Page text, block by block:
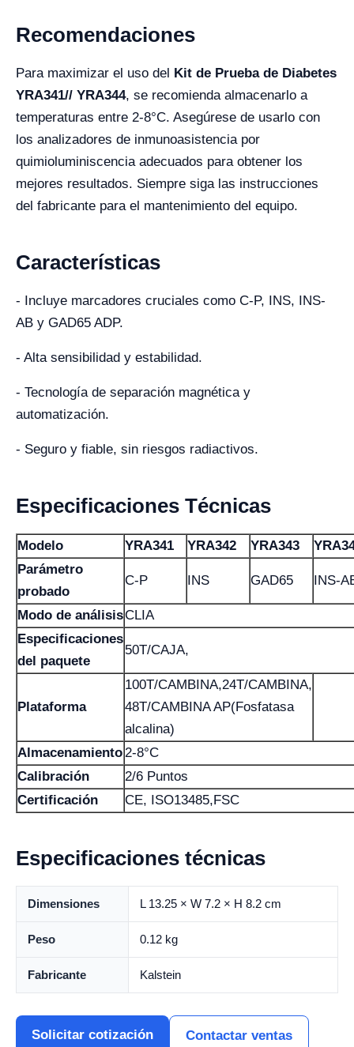
Recomendaciones
Para maximizar el uso del Kit de Prueba de Diabetes
YRA341// YRA344, se recomienda almacenarlo a
temperaturas entre 2-8°C. Asegúrese de usarlo con
los analizadores de inmunoasistencia por
quimioluminiscencia adecuados para obtener los
mejores resultados. Siempre siga las instrucciones
del fabricante para el mantenimiento del equipo.
Características
- Incluye marcadores cruciales como C-P, INS, INS-
AB y GAD65 ADP.
- Alta sensibilidad y estabilidad.
- Tecnología de separación magnética y
automatización.
- Seguro y fiable, sin riesgos radiactivos.
Especificaciones Técnicas
Modelo YRA341 YRA342 YRA343
Parámetro
probado
C-P INS GAD65 INS-
Modo de análisisCLIA
Especificaciones
del paquete
50T/CAJA,
Plataforma
100T/CAMBINA,24T/CAMBINA,
48T/CAMBINA AP(Fosfatasa
alcalina)
Almacenamiento2-8°C
Calibración
2/6 Puntos
Certificación
CE, ISO13485,FSC
Especificaciones técnicas
Dimensiones L 13.25 × W 7.2 × H 8.2 cm
Peso 0.12 kg
Fabricante Kalstein
Solicitar cotización Contactar ventas